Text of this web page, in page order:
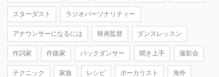
スターダスト ラジオパーソナリティー
アナウンサーになるには 映画監督 ダンスレッスン
作詞家 作曲家 バックダンサー 聞き上手 撮影会
テクニック 家族 レシピ ボーカリスト 海外